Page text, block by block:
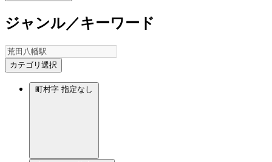
ジャンル／キーワード
カテゴリ選択
町村字 指定なし